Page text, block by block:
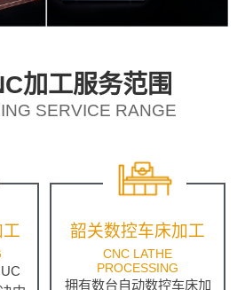
加工服务范围
SERVICE RANGE
韶关数控车床加工
CNC LATHE
PROCESSING
拥有数台自动数控车床加